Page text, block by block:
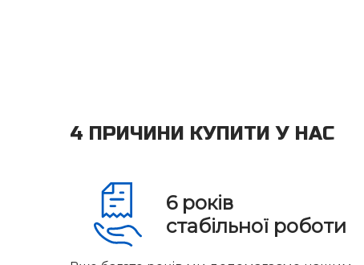
4 ПРИЧИНИ КУПИТИ У НАС
6 років
стабільної роботи